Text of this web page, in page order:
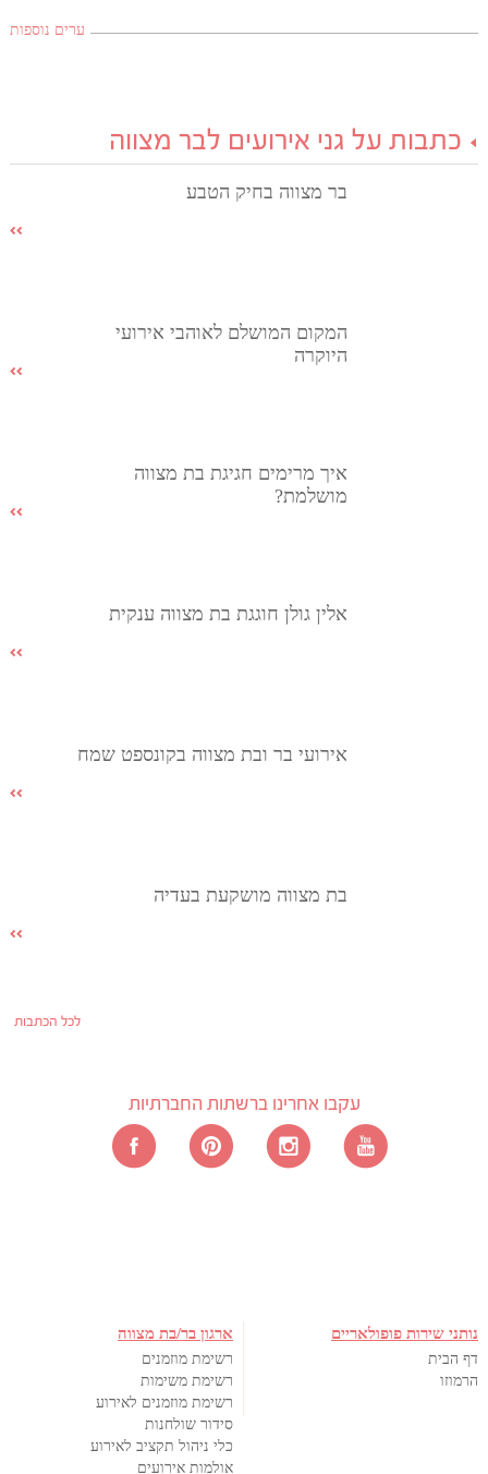
ערים נוספות
כתבות על גני אירועים לבר מצווה
בר מצווה בחיק הטבע
המקום המושלם לאוהבי אירועי
היוקרה
איך מרימים חגיגת בת מצווה
מושלמת?
אלין גולן חוגגת בת מצווה ענקית
אירועי בר ובת מצווה בקונספט שמח
בת מצווה מושקעת בעדיה
לכל הכתבות
עקבו אחרינו ברשתות החברתיות
נותני שירות פופולאריים
דף הבית
הרמוזו
ארגון בר/בת מצווה
רשימת מוזמנים
רשימת משימות
רשימת מוזמנים לאירוע
סידור שולחנות
כלי ניהול תקציב לאירוע
אולמות אירועים